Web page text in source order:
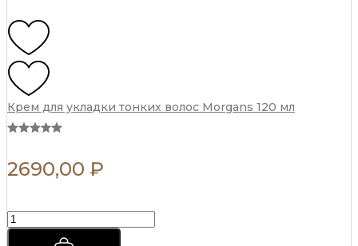
Крем для укладки тонких волос Morgans 120 мл
2690,00 ₽
Крем
для